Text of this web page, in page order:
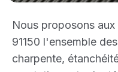
Nous proposons
91150 l'ensemble
charpente,